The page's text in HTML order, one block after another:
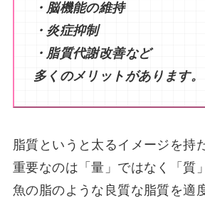
・脳機能の維持
・炎症抑制
・脂質代謝改善など
多くのメリットがあります。
脂質というと太るイメージを持
重要なのは「量」ではなく「質
魚の脂のような良質な脂質を適